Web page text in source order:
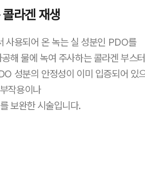
라겐 재생
사용되어 온 녹는 실 성분인 PDO를
해 물에 녹여 주사하는콜라겐 부스
성분의 안정성이 이미 입증되어 있
부작용이나
보완한 시술입니다.